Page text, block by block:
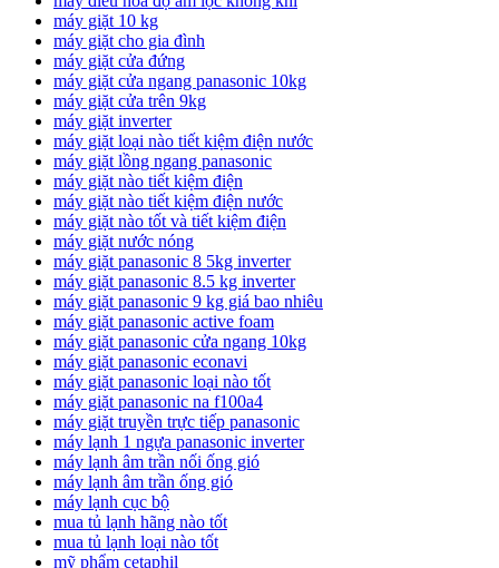
máy giặt 10 kg
máy giặt cho gia đình
máy giặt cửa đứng
máy giặt cửa ngang panasonic 10kg
máy giặt cửa trên 9kg
máy giặt inverter
máy giặt loại nào tiết kiệm điện nước
máy giặt lồng ngang panasonic
máy giặt nào tiết kiệm điện
máy giặt nào tiết kiệm điện nước
máy giặt nào tốt và tiết kiệm điện
máy giặt nước nóng
máy giặt panasonic 8 5kg inverter
máy giặt panasonic 8.5 kg inverter
máy giặt panasonic 9 kg giá bao nhiêu
máy giặt panasonic active foam
máy giặt panasonic cửa ngang 10kg
máy giặt panasonic econavi
máy giặt panasonic loại nào tốt
máy giặt panasonic na f100a4
máy giặt truyền trực tiếp panasonic
máy lạnh 1 ngựa panasonic inverter
máy lạnh âm trần nối ống gió
máy lạnh âm trần ống gió
máy lạnh cục bộ
mua tủ lạnh hãng nào tốt
mua tủ lạnh loại nào tốt
mỹ phẩm cetaphil